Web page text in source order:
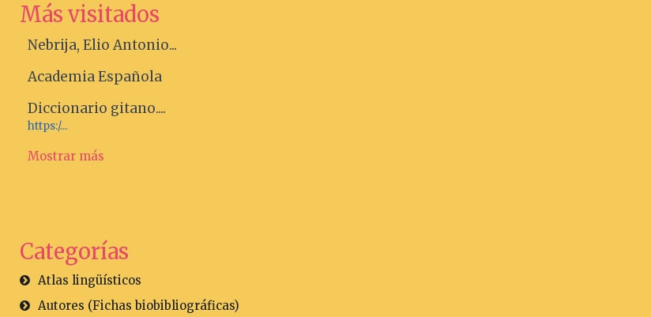
Más visitados
Nebrija, Elio Antonio...
Academia Española
Diccionario gitano....
https:/...
Mostrar más
Categorías
Atlas lingüísticos
Autores (Fichas biobibliográficas)